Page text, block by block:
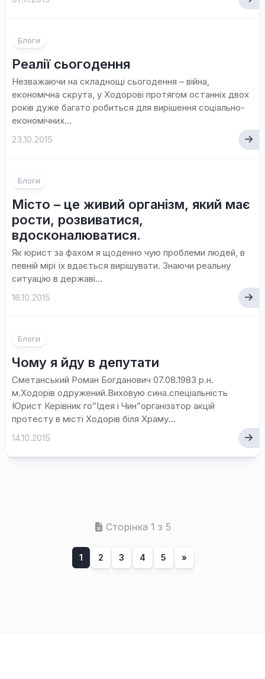
Блоги
Реалії сьогодення
Незважаючи на складнощі сьогодення – війна,
економічна скрута, у Ходорові протягом останніх двох
років дуже багато робиться для вирішення соціально-
економічних...
23.10.2015
Блоги
Місто – це живий організм, який має
рости, розвиватися,
вдосконалюватися.
Як юрист за фахом я щоденно чую проблеми людей, в
певній мірі їх вдається вирішувати. Знаючи реальну
ситуацію в державі...
16.10.2015
Блоги
Чому я йду в депутати
Сметанський Роман Богданович 07.08.1983 р.н.
м.Ходорів одружений.Виховую сина.спеціальність
Юрист Керівник го”Ідея і Чин”організатор акцій
протесту в місті Ходорів біля Храму...
14.10.2015
Сторінка 1 з 5
1 2 3 4 5 »